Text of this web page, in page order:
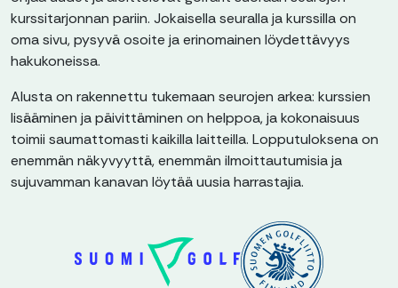
kurssitarjonnan pariin. Jokaisella seuralla ja kurssilla on
oma sivu, pysyvä osoite ja erinomainen löydettävyys
hakukoneissa.
Alusta on rakennettu tukemaan seurojen arkea: kurssien
lisääminen ja päivittäminen on helppoa, ja kokonaisuus
toimii saumattomasti kaikilla laitteilla. Lopputuloksena on
enemmän näkyvyyttä, enemmän ilmoittautumisia ja
sujuvamman kanavan löytää uusia harrastajia.